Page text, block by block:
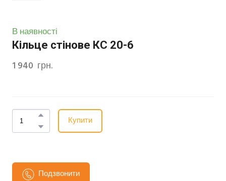
В наявності
Кільце стінове КС 20-6
1 940  грн.
Купити
Подзвонити